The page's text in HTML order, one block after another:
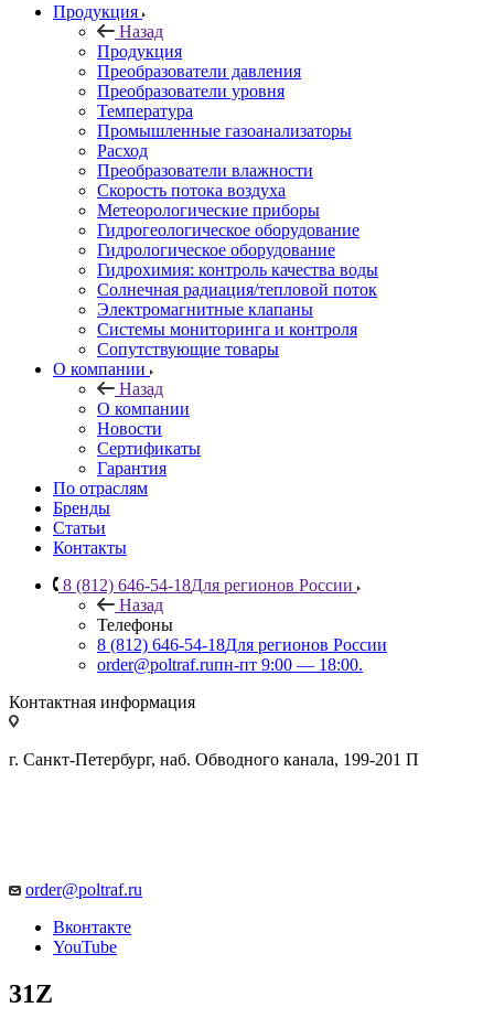
Продукция
Назад
Продукция
Преобразователи давления
Преобразователи уровня
Температура
Промышленные газоанализаторы
Расход
Преобразователи влажности
Скорость потока воздуха
Метеорологические приборы
Гидрогеологическое оборудование
Гидрологическое оборудование
Гидрохимия: контроль качества воды
Солнечная радиация/тепловой поток
Электромагнитные клапаны
Системы мониторинга и контроля
Сопутствующие товары
О компании
Назад
О компании
Новости
Сертификаты
Гарантия
По отраслям
Бренды
Статьи
Контакты
8 (812) 646-54-18Для регионов России
Назад
Телефоны
8 (812) 646-54-18Для регионов России
order@poltraf.ruпн-пт 9:00 — 18:00.
Контактная информация
г. Санкт-Петербург, наб. Обводного канала, 199-201 П
order@poltraf.ru
Вконтакте
YouTube
31Z